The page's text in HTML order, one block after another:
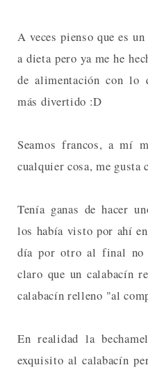
A veces pienso que es
a dieta pero ya me he
de alimentación con lo
más divertido :D
Seamos francos, a mí
cualquier cosa, me gusta
Tenía ganas de hacer
los había visto por ahí
día por otro al final no
claro que un calabacín
calabacín relleno "al
En realidad la
exquisito al calabacín